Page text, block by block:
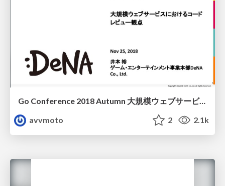
Go Conference 2018 Autumn 大規模ウェブサービスにおけるコード レビュー観点
avvmoto
2 2.1k